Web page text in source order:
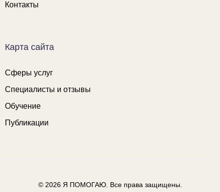
Контакты
Карта сайта
Сферы услуг
Специалисты и отзывы
Обучение
Публикации
© 2026 Я ПОМОГАЮ. Все права защищены.